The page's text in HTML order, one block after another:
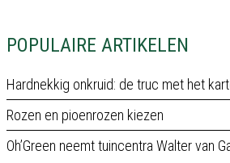
POPULAIRE ARTIKELEN
Hardnekkig onkruid: de truc met het
Rozen en pioenrozen kiezen
Oh’Green neemt tuincentra Walter van